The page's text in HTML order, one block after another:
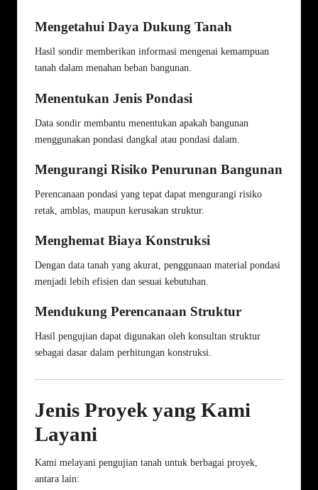
Mengetahui Daya Dukung Tanah
Hasil sondir memberikan informasi mengenai kemampuan
tanah dalam menahan beban bangunan.
Menentukan Jenis Pondasi
Data sondir membantu menentukan apakah bangunan
menggunakan pondasi dangkal atau pondasi dalam.
Mengurangi Risiko Penurunan Bangunan
Perencanaan pondasi yang tepat dapat mengurangi risiko
retak, amblas, maupun kerusakan struktur.
Menghemat Biaya Konstruksi
Dengan data tanah yang akurat, penggunaan material pondasi
menjadi lebih efisien dan sesuai kebutuhan.
Mendukung Perencanaan Struktur
Hasil pengujian dapat digunakan oleh konsultan struktur
sebagai dasar dalam perhitungan konstruksi.
Jenis Proyek yang Kami
Layani
Kami melayani pengujian tanah untuk berbagai proyek,
antara lain: